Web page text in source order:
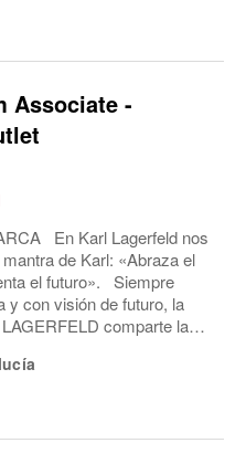
Associate -
En Karl Lagerfeld nos
de Karl: «Abraza el
el futuro». Siempre
y con visión de futuro, la
comparte la
Karl Lagerfeld. Somos la